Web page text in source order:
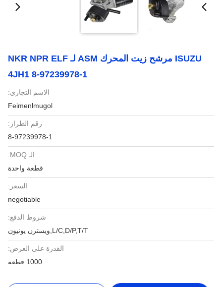
ISUZU مرشح زيت المحرك ASM لـ NKR NPR ELF
4JH1 8-97239978-1
الاسم التجاري:
Feimenlmugol
رقم الطراز:
8-97239978-1
الـ MOQ:
قطعة واحدة
السعر:
negotiable
شروط الدفع:
L/C,D/P,T/T,ويسترن يونيون
القدرة على العرض:
1000 قطعة